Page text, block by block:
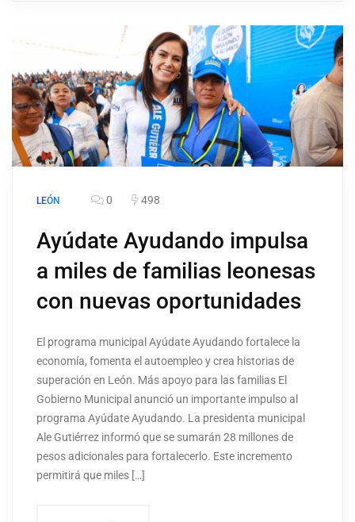
LEÓN 0 498
Ayúdate Ayudando impulsa
a miles de familias leonesas
con nuevas oportunidades
El programa municipal Ayúdate Ayudando fortalece la
economía, fomenta el autoempleo y crea historias de
superación en León. Más apoyo para las familias El
Gobierno Municipal anunció un importante impulso al
programa Ayúdate Ayudando. La presidenta municipal
Ale Gutiérrez informó que se sumarán 28 millones de
pesos adicionales para fortalecerlo. Este incremento
permitirá que miles […]